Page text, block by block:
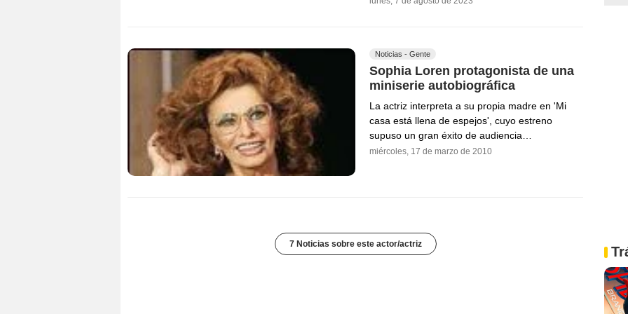
Noticias - Gente
Sophia Loren protagonista de una
miniserie autobiográfica
La actriz interpreta a su propia madre en 'Mi
casa está llena de espejos', cuyo estreno
supuso un gran éxito de audiencia…
miércoles, 17 de marzo de 2010
7 Noticias sobre este actor/actriz